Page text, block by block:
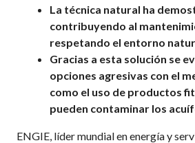
La técnica natural ha
contribuyendo al
respetando el entorno
Gracias a esta solución se
opciones agresivas con el
como el uso de productos
pueden contaminar los
ENGIE, líder mundialen energía y